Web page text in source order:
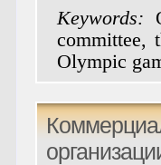
Keywords:
committee,
Olympic